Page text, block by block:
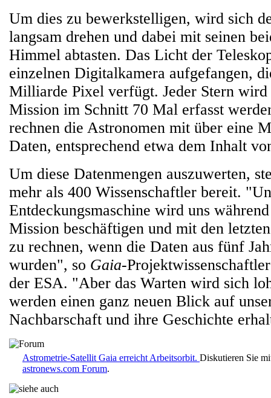
Um dies zu bewerkstelligen, wird sich
langsam drehen und dabei mit seinen
Himmel abtasten. Das Licht der
einzelnen Digitalkamera aufgefangen,
Milliarde Pixel verfügt. Jeder Stern
Mission im Schnitt 70 Mal erfasst
rechnen die Astronomen mit über eine
Daten, entsprechend etwa dem Inhalt
Um diese Datenmengen auszuwerten,
mehr als 400 Wissenschaftler bereit.
Entdeckungsmaschine wird uns
Mission beschäftigen und mit den
zu rechnen, wenn die Daten aus fünf
wurden", so Gaia-
der ESA. "Aber das Warten wird sich
werden einen ganz neuen Blick auf
Nachbarschaft und ihre Geschichte
Astrometrie-Satellit Gaia erreicht Arbeitsorbit. Diskutieren Sie
astronews.com Forum.